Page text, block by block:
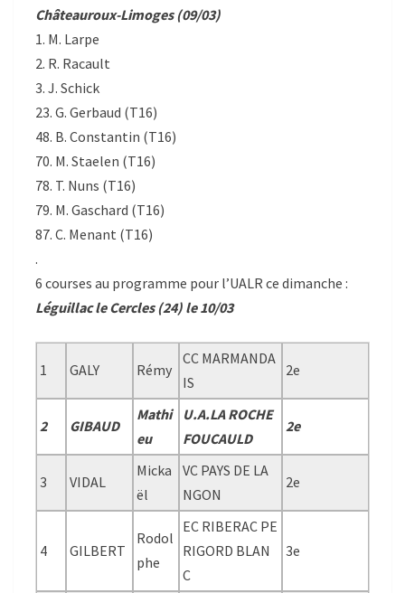
Châteauroux-Limoges (09/03)
1. M. Larpe
2. R. Racault
3. J. Schick
23. G. Gerbaud (T16)
48. B. Constantin (T16)
70. M. Staelen (T16)
78. T. Nuns (T16)
79. M. Gaschard (T16)
87. C. Menant (T16)
.
6 courses au programme pour l’UALR ce dimanche :
Léguillac le Cercles (24) le 10/03
1 GALY Rémy
CC MARMANDA
IS
2e
2 GIBAUD
Mathi
eu
U.A.LA ROCHE
FOUCAULD
2e
3 VIDAL
Micka
ël
VC PAYS DE LA
NGON
2e
4 GILBERT
Rodol
phe
EC RIBERAC PE
RIGORD BLAN
C
3e